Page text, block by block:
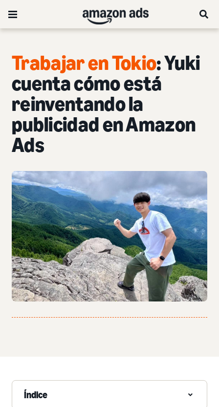
Trabajar en Tokio: Yuki
cuenta cómo está
reinventando la
publicidad en Amazon
Ads
Índice